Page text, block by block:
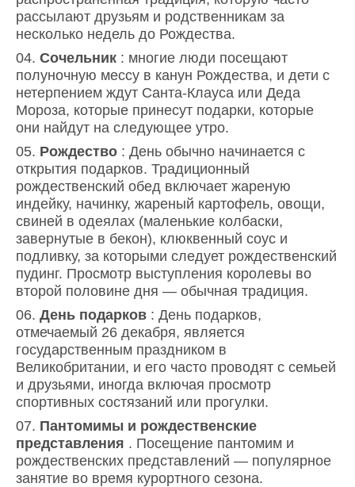
рассылают друзьям и родственникам за
несколько недель до Рождества.
Сочельник : многие люди посещают
полуночную мессу в канун Рождества, и дети с
нетерпением ждут Санта-Клауса или Деда
Мороза, которые принесут подарки, которые
они найдут на следующее утро.
Рождество : День обычно начинается с
открытия подарков. Традиционный
рождественский обед включает жареную
индейку, начинку, жареный картофель, овощи,
свиней в одеялах (маленькие колбаски,
завернутые в бекон), клюквенный соус и
подливку, за которыми следует рождественский
пудинг. Просмотр выступления королевы во
второй половине дня — обычная традиция.
День подарков : День подарков,
отмечаемый 26 декабря, является
государственным праздником в
Великобритании, и его часто проводят с семьей
и друзьями, иногда включая просмотр
спортивных состязаний или прогулки.
Пантомимы и рождественские
представления . Посещение пантомим и
рождественских представлений — популярное
занятие во время курортного сезона.